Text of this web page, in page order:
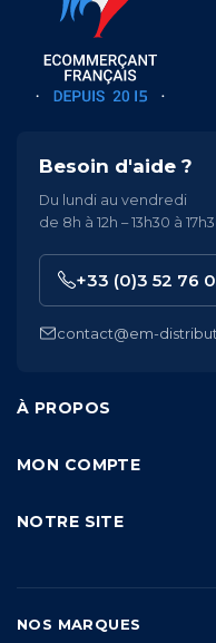
À PROPOS
MON COMPTE
NOTRE SITE
Besoin d'aide ?
Du lundi au vendredi
de 8h à 12h – 13h30 à
+33 (0)3 52 76
contact@em-
NOS MARQUES